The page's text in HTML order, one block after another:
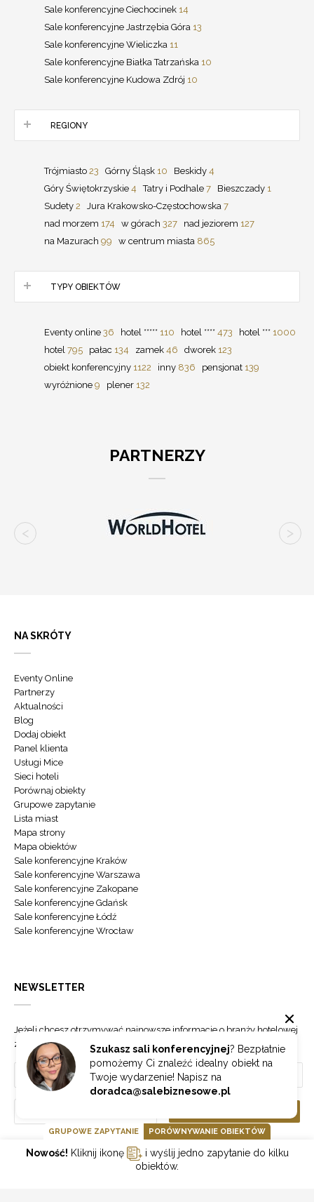
Sale konferencyjne Ciechocinek 14
Sale konferencyjne Jastrzębia Góra 13
Sale konferencyjne Wieliczka 11
Sale konferencyjne Białka Tatrzańska 10
Sale konferencyjne Kudowa Zdrój 10
REGIONY
Trójmiasto 23 Górny Śląsk 10 Beskidy 4
Góry Świętokrzyskie 4 Tatry i Podhale 7 Bieszczady 1
Sudety 2 Jura Krakowsko-Częstochowska 7
nad morzem 174 w górach 327 nad jeziorem 127
na Mazurach 99 w centrum miasta 865
TYPY OBIEKTÓW
Eventy online 36 hotel ***** 110 hotel **** 473 hotel *** 1000
hotel 795 pałac 134 zamek 46 dworek 123
obiekt konferencyjny 1122 inny 836 pensjonat 139
wyróżnione 9 plener 132
PARTNERZY
Szukasz sali konferencyjnej? Bezpłatnie
pomożemy Ci znaleźć idealny obiekt na
Twoje wydarzenie! Napisz na
doradca@salebiznesowe.pl
NA SKRÓTY
Eventy Online
Partnerzy
Aktualności
Blog
Dodaj obiekt
Panel klienta
Usługi Mice
Sieci hoteli
Porównaj obiekty
Grupowe zapytanie
Lista miast
Mapa strony
Mapa obiektów
Sale konferencyjne Kraków
Sale konferencyjne Warszawa
Sale konferencyjne Zakopane
Sale konferencyjne Gdańsk
Sale konferencyjne Łódź
Sale konferencyjne Wrocław
NEWSLETTER
Jeżeli chcesz otrzymywać najnowsze informacje o branży hotelowej
zapisz się do naszego newslettera.
GOONLINE.PL SPÓŁKA Z OGRANICZONĄ ODPOWIEDZIALNOŚCIĄ SP.K.
GRUPOWE ZAPYTANIE PORÓWNYWANIE OBIEKTÓW
Nowość! Kliknij ikonę
i wyślij jedno zapytanie do kilku
obiektów.